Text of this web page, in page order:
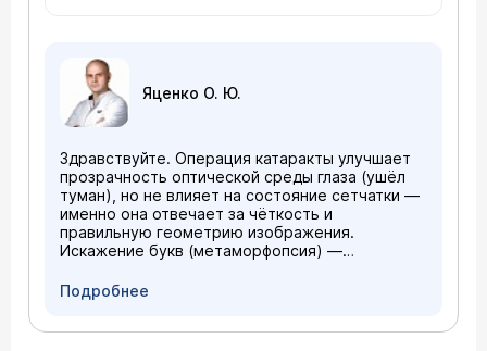
Яценко О. Ю.
Здравствуйте. Операция катаракты улучшает
прозрачность оптической среды глаза (ушёл
туман), но не влияет на состояние сетчатки —
именно она отвечает за чёткость и
правильную геометрию изображения.
Искажение букв (метаморфопсия) —
макулы (центральной зоны сетчатки).
Необходимо сделать сейчас: ОКТ сетчатки
Подробнее